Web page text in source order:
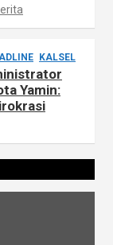
KALSEL
Yamin: